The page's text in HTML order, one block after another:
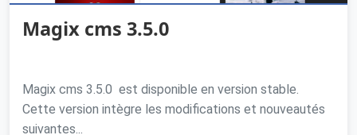
Magix cms 3.5.0
Magix cms 3.5.0 est disponible en version stable.
Cette version intègre les modifications et nouveautés
suivantes...